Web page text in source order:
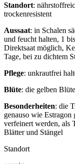
Standort:
trockenresistent
Aussaat: in Schalen
und feucht halten, 1
Direktsaat möglich,
Tage, bei zu dichtem
Pflege: unkrautfrei
Blüte: die gelben
Besonderheiten: die
genauso wie
verfeinert werden, als
Blätter und Stängel
Standort